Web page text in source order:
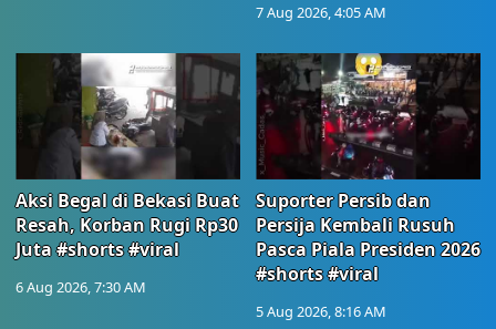
7 Aug 2026, 4:05 AM
Aksi Begal di Bekasi Buat
Resah, Korban Rugi Rp30
Juta #shorts #viral
6 Aug 2026, 7:30 AM
Suporter Persib dan
Persija Kembali Rusuh
Pasca Piala Presiden 2026
#shorts #viral
5 Aug 2026, 8:16 AM